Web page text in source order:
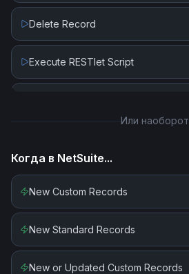
Delete Record
Execute RESTlet Script
Execute SuiteQL Query
Get File By ID (SOAP)
Search Records
Или наоборот
Когда в NetSuite...
New Custom Records
New Standard Records
New or Updated Custom Records